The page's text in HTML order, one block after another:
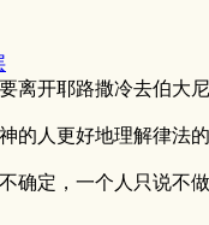
离开耶路撒冷去伯大
的人更好地理解律法
确定，一个人只说不